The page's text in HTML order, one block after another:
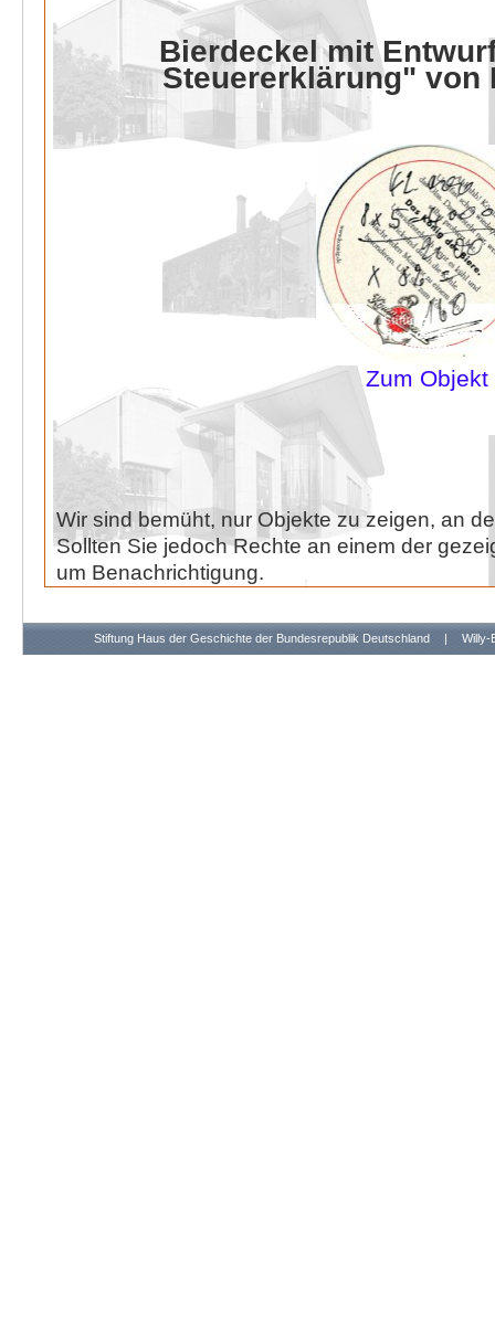
Bierdeckel mit
Steuererklärung" von
Zum Objekt
Wir sind bemüht, nur Objekte zu zeigen, an
Sollten Sie jedoch Rechte an einem der
um Benachrichtigung.
Stiftung Haus der Geschichte der Bundesrepublik Deutschland | Willy-